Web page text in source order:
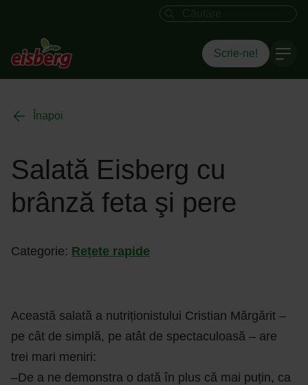
Câmpul de căutare
Scrie-ne!
Înapoi
Salată Eisberg cu
brânză feta şi pere
Categorie: Rețete rapide
Această salată a nutriționistului Cristian Mărgărit –
pe cât de simplă, pe atât de spectaculoasă – are
trei mari meniri:
–De a ne demonstra o dată în plus că mai puțin, ca